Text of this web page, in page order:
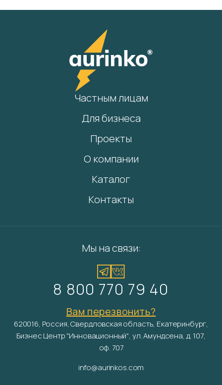
Частным лицам
Для бизнеса
Проекты
О компании
Каталог
Контакты
Мы на связи:
8 800 770 79 40
Вам перезвонить?
620016, Россия, Свердловская область, Екатеринбург,
Бизнес Центр "Инновационный", ул. Амундсена, д. 107,
оф. 707
info@aurinkos.com